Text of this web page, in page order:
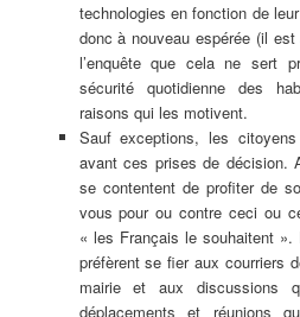
technologies en fonction de
donc à nouveau espérée (il
l’enquête que cela ne sert
sécurité quotidienne des
raisons qui les motivent.
Sauf exceptions, les
avant ces prises de décision.
se contentent de profiter de
vous pour ou contre ceci ou
« les Français le souhaitent
préfèrent se fier aux courriers
mairie et aux discussions
déplacements et réunions